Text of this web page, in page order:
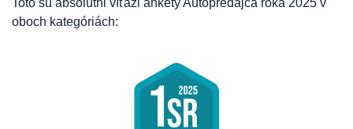
Toto sú absolútni víťazi ankety Autopredajca roka 2025 v
oboch kategóriách: